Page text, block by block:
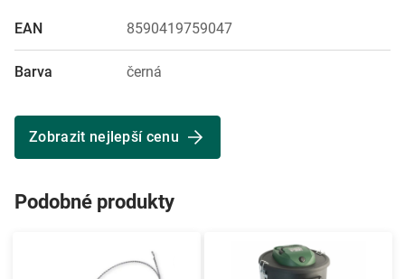
EAN 8590419759047
Barva černá
Zobrazit nejlepší cenu
Podobné produkty